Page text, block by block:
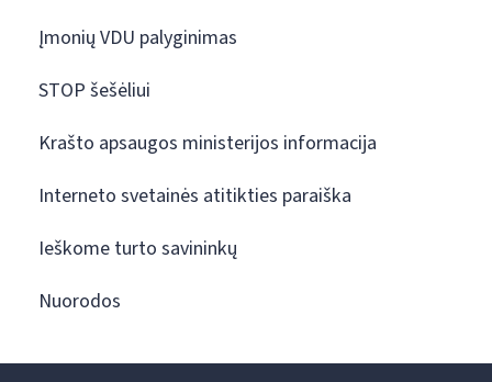
Įmonių VDU palyginimas
STOP šešėliui
Krašto apsaugos ministerijos informacija
Interneto svetainės atitikties paraiška
Ieškome turto savininkų
Nuorodos